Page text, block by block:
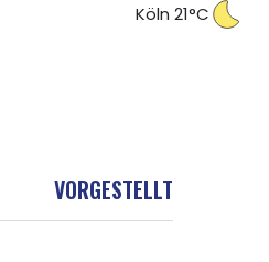
Köln 21°C
VORGESTELLT